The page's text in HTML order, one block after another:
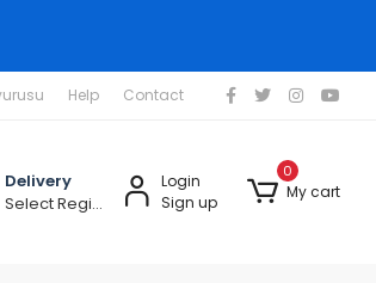
Help Contact
Delivery
Select Region
Login
Sign up
0
My cart